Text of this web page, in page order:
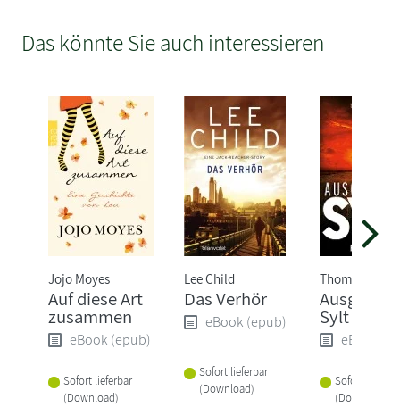
Das könnte Sie auch interessieren
Jojo Moyes
Auf diese Art
zusammen
eBook (epub)
Sofort lieferbar
(Download)
Lee Child
Das Verhör
eBook (epub)
Sofort lieferbar
(Download)
Thomas
Sylt
eBook
Sofort
(Download)